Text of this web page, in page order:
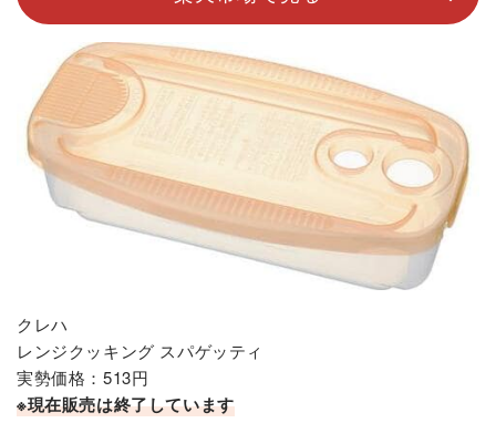
クレハ
レンジクッキング スパゲッティ
実勢価格：513円
※現在販売は終了しています